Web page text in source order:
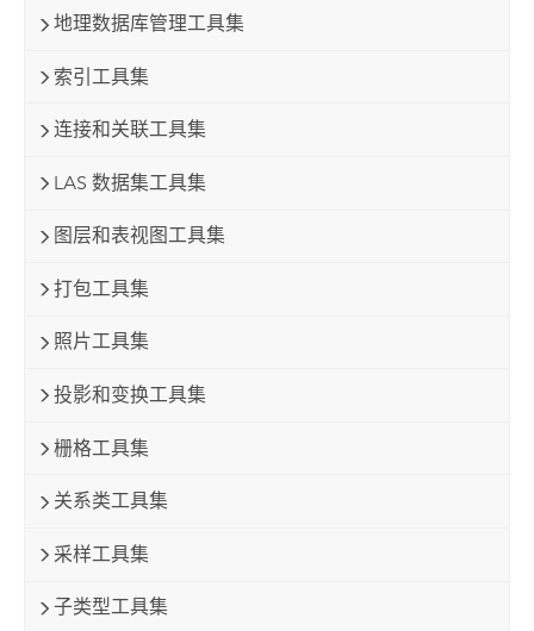
地理数据库管理工具集
索引工具集
连接和关联工具集
LAS 数据集工具集
图层和表视图工具集
打包工具集
照片工具集
投影和变换工具集
栅格工具集
关系类工具集
采样工具集
子类型工具集